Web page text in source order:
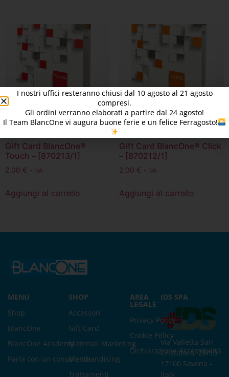
Gift Card BlancOne®
Touch – [870213/1]
2,00 € + IVA
Aggiungi al carrello
Gift Card BlancOne® Click
– [870212/1]
2,00 € + IVA
Aggiungi al carrello
MENU
Shop
BlancOne
BlancOne Academy
Parla con un consulente
SHOP
Accessori
Gift Card
Materiali Marketing
Merchandising
Trattamenti
AREA
LEGALE
Privacy Policy
Cookie Policy
Dichiarazione Accessibilità
IDS SPA
Via Valletta San
Cristoforo, 28/10
17100 Savona -
Italy
I nostri uffici resteranno chiusi dal 10agosto al 21 agosto
compresi.
Gli ordini verranno elaborati a partire dal 24 agosto!
Il Team BlancOne vi augura buone ferie e un felice Ferragosto!